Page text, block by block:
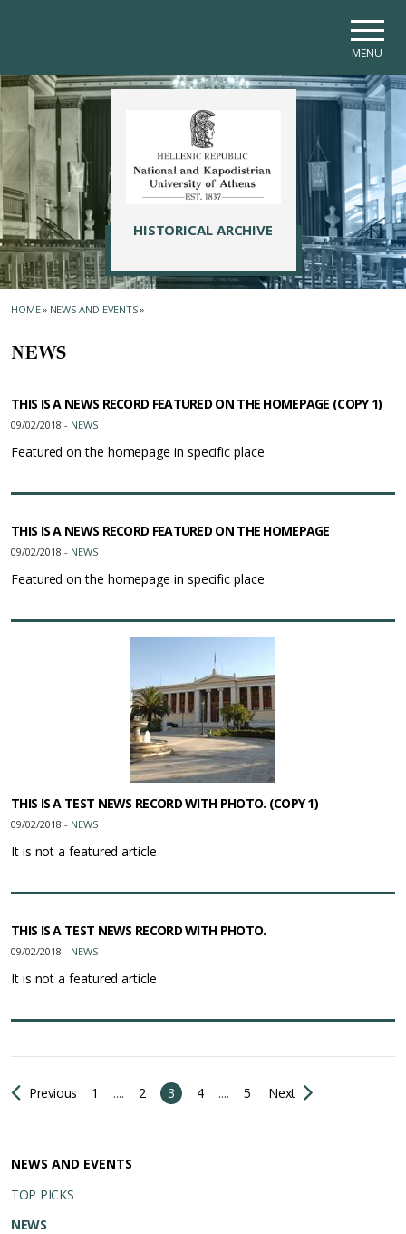
MENU
HISTORICAL ARCHIVE
HOME» NEWS AND EVENTS»
NEWS
THIS IS A NEWS RECORD FEATURED ON THE HOMEPAGE (COPY 1)
09/02/2018 - NEWS
Featured on the homepage in specific place
THIS IS A NEWS RECORD FEATURED ON THE HOMEPAGE
09/02/2018 - NEWS
Featured on the homepage in specific place
THIS IS A TEST NEWS RECORD WITH PHOTO. (COPY 1)
09/02/2018 - NEWS
It is not a featured article
THIS IS A TEST NEWS RECORD WITH PHOTO.
09/02/2018 - NEWS
It is not a featured article
Previous 1 .... 2 3 4 .... 5 Next
NEWS AND EVENTS
TOP PICKS
NEWS